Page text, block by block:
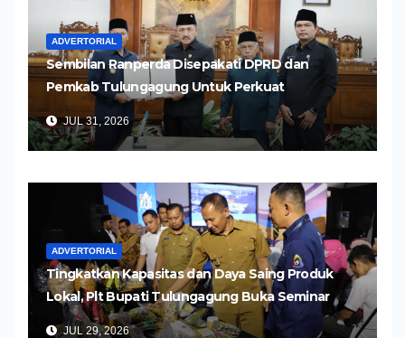
ADVERTORIAL
Sembilan Ranperda Disepakati DPRD dan
Pemkab Tulungagung Untuk Perkuat
Pembangunan Daerah
JUL 31, 2026
ADVERTORIAL
Tingkatkan Kapasitas dan Daya Saing Produk
Lokal, Plt Bupati Tulungagung Buka Seminar
Impor dan Ekspor Produk UMKM
JUL 29, 2026